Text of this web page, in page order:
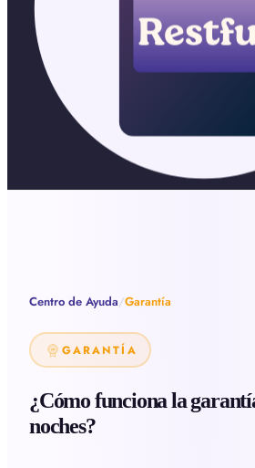
Centro de Ayuda/Garantía
30 GARANTÍA
¿Cómo funciona la
noches?